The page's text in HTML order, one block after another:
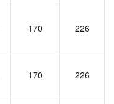
170 226
170 226